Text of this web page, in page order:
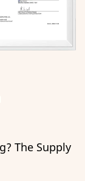
Guía de